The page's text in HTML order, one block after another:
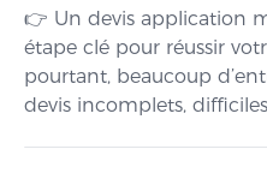
👉 Un devis application
étape clé pour réussir
pourtant, beaucoup
devis incomplets, difficiles